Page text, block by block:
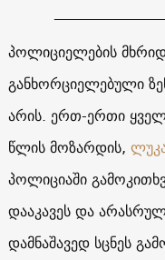
პოლიციელების
განხორციელებული
არის. ერთ-ერთი
წლის მოზარდის,
პოლიციაში
დააკავეს და
დამნაშავედ სცნეს